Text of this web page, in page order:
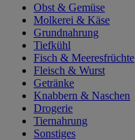
Obst & Gemüse
Molkerei & Käse
Grundnahrung
Tiefkühl
Fisch & Meeresfrüchte
Fleisch & Wurst
Getränke
Knabbern & Naschen
Drogerie
Tiernahrung
Sonstiges